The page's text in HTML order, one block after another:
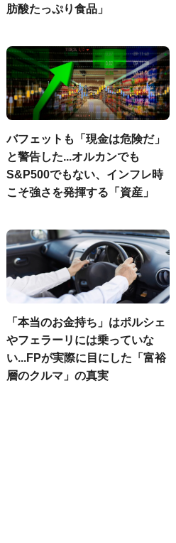
肪酸たっぷり食品」
バフェットも「現金は危険だ」
と警告した...オルカンでも
S&P500でもない、インフレ時
こそ強さを発揮する「資産」
「本当のお金持ち」はポルシェ
やフェラーリには乗っていな
い...FPが実際に目にした「富裕
層のクルマ」の真実